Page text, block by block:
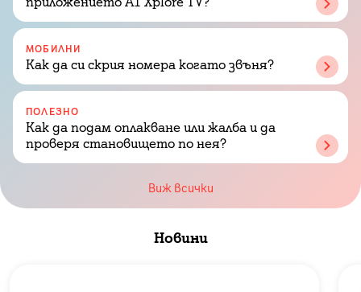
МОБИЛНИ
Как да си скрия номера когато звъня?
ПОЛЕЗНО
Как да подам оплакване или жалба и да
проверя становището по нея?
Виж всички
Новини